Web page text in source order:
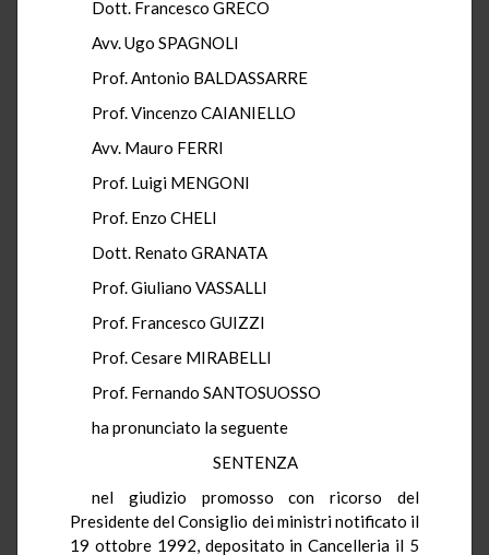
Dott. Francesco GRECO
Avv. Ugo SPAGNOLI
Prof. Antonio BALDASSARRE
Prof. Vincenzo CAIANIELLO
Avv. Mauro FERRI
Prof. Luigi MENGONI
Prof. Enzo CHELI
Dott. Renato GRANATA
Prof. Giuliano VASSALLI
Prof. Francesco GUIZZI
Prof. Cesare MIRABELLI
Prof. Fernando SANTOSUOSSO
ha pronunciato la seguente
SENTENZA
nel giudizio promosso con ricorso del
Presidente del Consiglio dei ministri notificato il
19 ottobre 1992, depositato in Cancelleria il 5